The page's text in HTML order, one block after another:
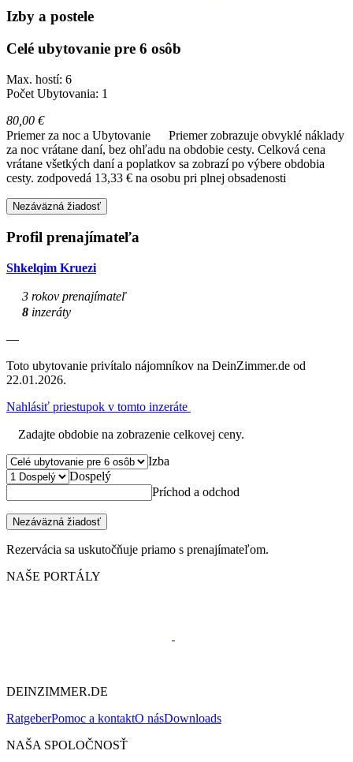
Izby a postele
Celé ubytovanie pre 6 osôb
Max. hostí: 6
Počet Ubytovania: 1
80,00 €
Priemer za noc a Ubytovanie
Priemer zobrazuje obvyklé náklady
za noc vrátane daní, bez ohľadu na obdobie cesty. Celková cena
vrátane všetkých daní a poplatkov sa zobrazí po výbere obdobia
cesty. zodpovedá 13,33 € na osobu pri plnej obsadenosti
Nezáväzná žiadosť
Profil prenajímateľa
Shkelqim Kruezi
3 rokov prenajímateľ
8 inzeráty
—
Toto ubytovanie privítalo nájomníkov na DeinZimmer.de od
22.01.2026.
Nahlásiť priestupok v tomto inzeráte
Zadajte obdobie na zobrazenie celkovej ceny.
Izba
Dospelý
Príchod a odchod
Nezáväzná žiadosť
Rezervácia sa uskutočňuje priamo s prenajímateľom.
NAŠE PORTÁLY
DEINZIMMER.DE
RatgeberPomoc a kontaktO násDownloads
NAŠA SPOLOČNOSŤ